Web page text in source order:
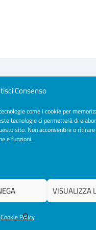
Consenso
come i cookie per
tecnologie ci permetterà di
sito. Non acconsentire o
e funzioni.
VISUALIZZA
Cookie Policy
Segreteria Sede
da Bari, 170 - 70121 Bari
CF/ P. IVA: 93091790720